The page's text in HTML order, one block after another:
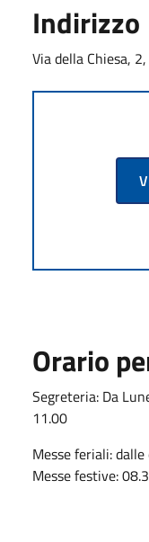
Indirizzo
Via della Chiesa,
Orario
Segreteria: Da
11.00
Messe feriali:
Messe festive: